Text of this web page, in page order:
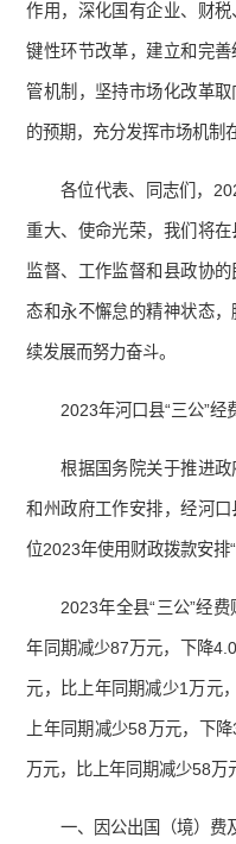
作用，深化国有企业、财
键性环节改革，建立和完
管机制，坚持市场化改革
的预期，充分发挥市场机制
各位代表、同志们，
重大、使命光荣，我们将
监督、工作监督和县政协
态和永不懈怠的精神状态
续发展而努力奋斗。
2023年河口县“三公”经
根据国务院关于推进
和州政府工作安排，经河
位2023年使用财政拨款安排
2023年全县“三公”经
年同期减少87万元，下降
元，比上年同期减少1万元
上年同期减少58万元，下
万元，比上年同期减少58万
一、因公出国（境）费